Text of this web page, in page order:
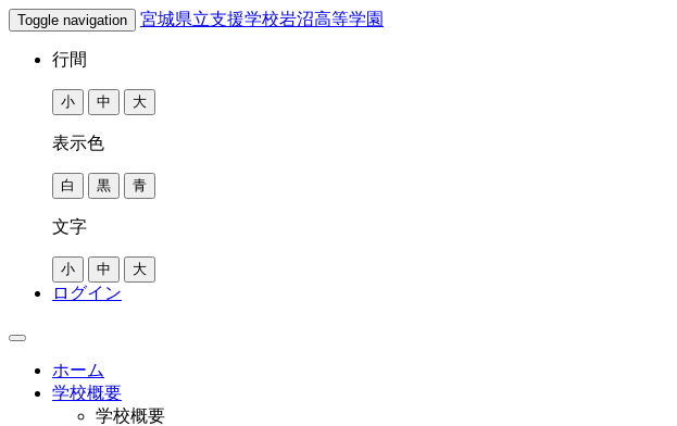
Toggle navigation 宮城県立支援学校岩沼高等学園
行間
表示色
文字
ログイン
ホーム
学校概要
学校概要